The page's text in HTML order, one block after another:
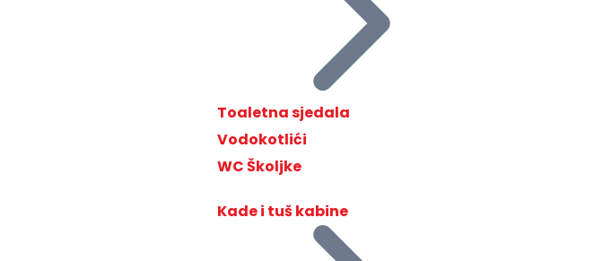
Toaletna sjedala
Vodokotlići
WC Školjke
Kade i tuš kabine